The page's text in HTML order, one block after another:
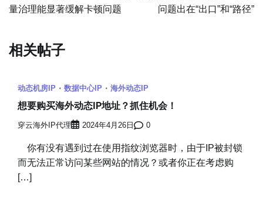
导
量治理能显著缓解卡顿问题
问题出在“出口”和“路径”
相关帖子
动态机房IP 数据中心IP 海外动态IP
想要购买海外动态IP地址？抓住机会！
穿云海外IP代理 2024年4月26日 0
你有没有遇到过在使用指纹浏览器时，由于IP被封锁
而无法正常访问某些网站的情况？或者你正在考虑购
[…]